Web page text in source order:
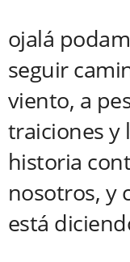
ojalá
seguir
viento, a
traiciones y
historia
nosotros, y
está